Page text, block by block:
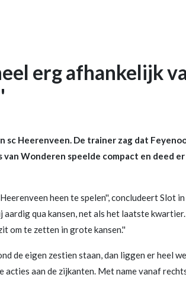
erg afhankelijk
sc Heerenveen. De trainer zag dat
van Wonderen speelde compact en deed er
heen te spelen'', concludeert Slot
qua kansen, net als het laatste
om te zetten in grote kansen.''
de eigen zestien staan, dan liggen er heel
aan de zijkanten. Met name vanaf